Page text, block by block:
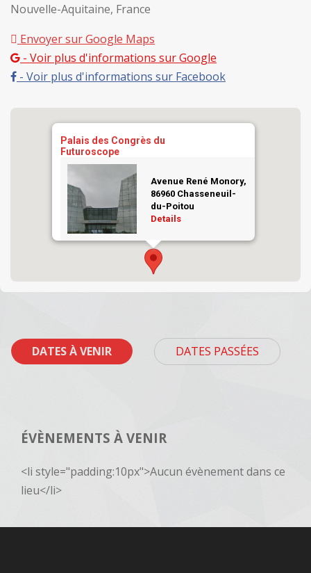
Nouvelle-Aquitaine, France
Envoyer sur Google Maps
- Voir plus d'informations sur Google
- Voir plus d'informations sur Facebook
Palais des Congrès du
Futuroscope
Avenue René Monory,
86960 Chasseneuil-
du-Poitou
Details
DATES À VENIR DATES PASSÉES
ÉVÈNEMENTS À VENIR
<li style="padding:10px">Aucun évènement dans ce
lieu</li>